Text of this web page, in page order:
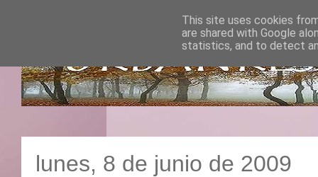
lunes, 8 de junio de 2009
This site uses cookies
are shared with Google
statistics, and to detect